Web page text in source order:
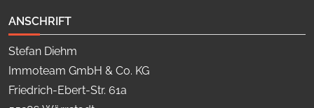
ANSCHRIFT
Stefan Diehm
Immoteam GmbH & Co. KG
Friedrich-Ebert-Str. 61a